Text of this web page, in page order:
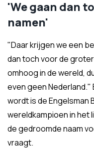
'We gaan dan
namen'
"Daar krijgen we een
dan toch voor de
omhoog in de wereld,
even geen Nederland."
wordt is de Engelsman
wereldkampioen in
de gedroomde naam
vraagt.